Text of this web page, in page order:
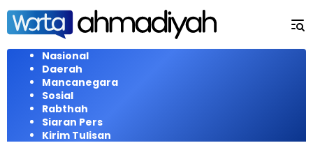
Langsung
konten
Nasional
Daerah
Mancanegara
Sosial
Rabthah
Siaran Pers
Kirim Tulisan